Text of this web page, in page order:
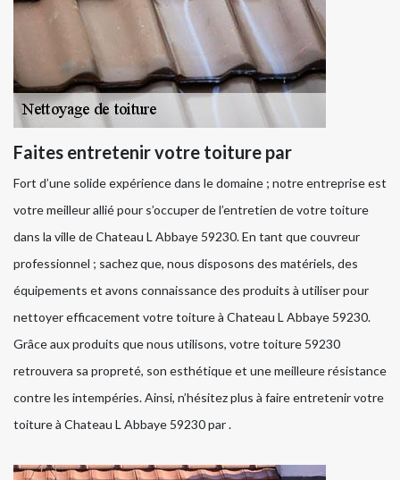
Faites entretenir votre toiture par
Fort d’une solide expérience dans le domaine ; notre entreprise est
votre meilleur allié pour s’occuper de l’entretien de votre toiture
dans la ville de Chateau L Abbaye 59230. En tant que couvreur
professionnel ; sachez que, nous disposons des matériels, des
équipements et avons connaissance des produits à utiliser pour
nettoyer efficacement votre toiture à Chateau L Abbaye 59230.
Grâce aux produits que nous utilisons, votre toiture 59230
retrouvera sa propreté, son esthétique et une meilleure résistance
contre les intempéries. Ainsi, n’hésitez plus à faire entretenir votre
toiture à Chateau L Abbaye 59230 par .